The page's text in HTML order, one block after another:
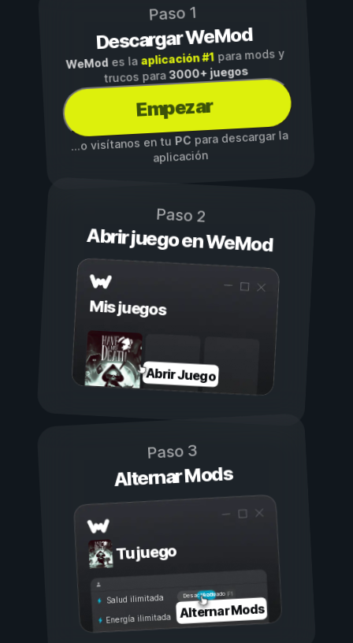
Paso 1
Descargar WeMod
WeMod es la aplicación #1para mods y
trucos para3000+ juegos
Empezar
...o visítanos en tuPCpara descargar la
aplicación
Paso 2
Abrir juego en WeMod
Mis juegos
Abrir Juego
Paso 3
Alternar Mods
Tu juego
Activado
Desactivado
Salud ilimitada
Energía ilimitada Alternar Mods